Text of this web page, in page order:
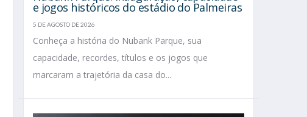
e jogos históricos do estádio do Palmeiras
5 DE AGOSTO DE 2026
Conheça a história do Nubank Parque, sua
capacidade, recordes, títulos e os jogos que
marcaram a trajetória da casa do...